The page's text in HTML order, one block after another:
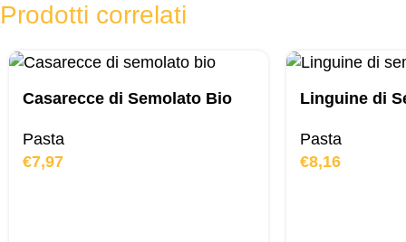
Prodotti correlati
Casarecce di Semolato Bio
Pasta
€7,97
Linguine di
Pasta
€8,16